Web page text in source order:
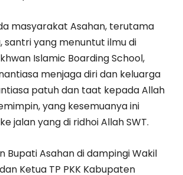
masyarakat Asahan, terutama
santri yang menuntut ilmu di
Islamic Boarding School,
menjaga diri dan keluarga
patuh dan taat kepada Allah
yang kesemuanya ini
jalan yang di ridhoi Allah SWT.
Bupati Asahan di dampingi Wakil
Ketua TP PKK Kabupaten